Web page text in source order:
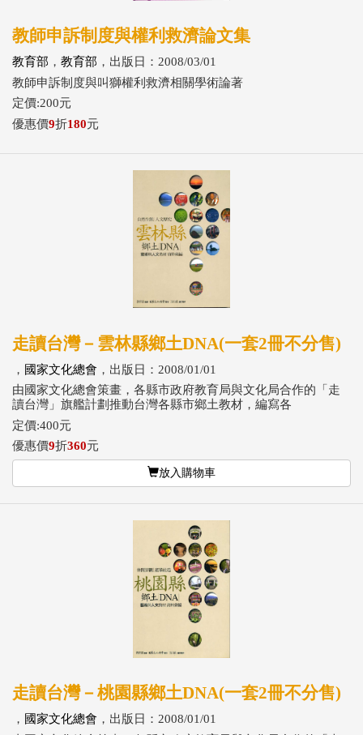
教師申訴制度與權利救濟論文集
教育部 ， 教育部 ，出版日：2008/03/01
教師申訴制度與叫獅權利救濟相關學術論著
定價:200元
優惠價9折180元
走讀台灣－雲林縣鄉土DNA(一套2冊不分售)
， 國家文化總會 ，出版日：2008/01/01
由國家文化總會策畫，各縣市政府教育局與文化局合作的「走
讀台灣」旗艦計劃推動台灣各縣市鄉土教材，編寫各
定價:400元
優惠價9折360元
放入購物車
走讀台灣－桃園縣鄉土DNA(一套2冊不分售)
， 國家文化總會 ，出版日：2008/01/01